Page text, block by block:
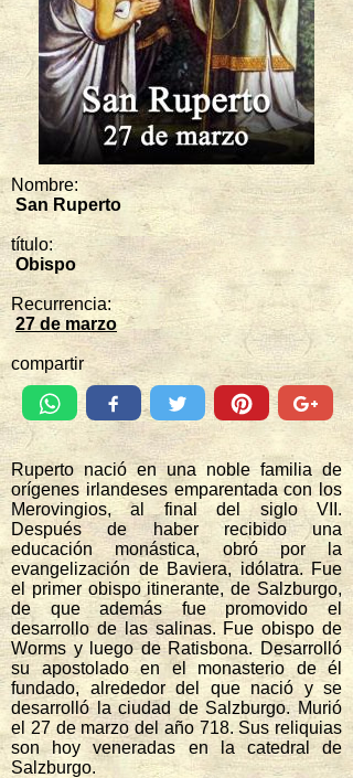
Nombre:
San Ruperto
título:
Obispo
Recurrencia:
27 de marzo
compartir
Ruperto nació en una noble familia de
orígenes irlandeses emparentada con los
Merovingios, al final del siglo VII.
Después de haber recibido una
educación monástica, obró por la
evangelización de Baviera, idólatra. Fue
el primer obispo itinerante, de Salzburgo,
de que además fue promovido el
desarrollo de las salinas. Fue obispo de
Worms y luego de Ratisbona. Desarrolló
su apostolado en el monasterio de él
fundado, alrededor del que nació y se
desarrolló la ciudad de Salzburgo. Murió
el 27 de marzo del año 718. Sus reliquias
son hoy veneradas en la catedral de
Salzburgo.